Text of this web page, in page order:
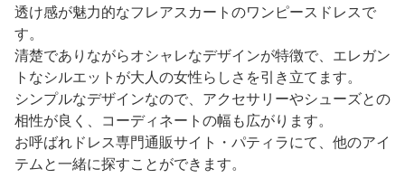
透け感が魅力的なフレアスカートのワンピースドレスで
す。
清楚でありながらオシャレなデザインが特徴で、エレガン
トなシルエットが大人の女性らしさを引き立てます。
シンプルなデザインなので、アクセサリーやシューズとの
相性が良く、コーディネートの幅も広がります。
お呼ばれドレス専門通販サイト・パティラにて、他のアイ
テムと一緒に探すことができます。